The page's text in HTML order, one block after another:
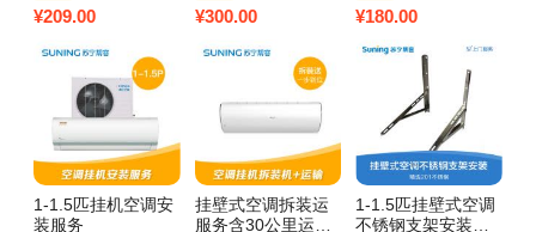
¥209.00 ¥300.00 ¥180.00
1-1.5匹挂机空调安
装服务
挂壁式空调拆装运
服务含30公里运输
1-1.5匹挂壁式空调
不锈钢支架安装服